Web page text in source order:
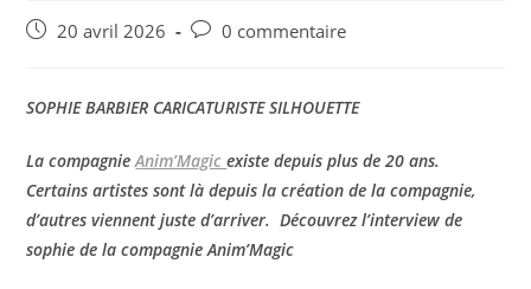
Publication
20 avril 2026
Commentaires
publication :
0 commentaire
SOPHIE BARBIER CARICATURISTE SILHOUETTE
La compagnieAnim’Magicexiste depuis plus de 20 ans.
Certains artistes sont là depuis la création de la compagnie,
d’autres viennent juste d’arriver. Découvrez l’interview de
sophie de la compagnie Anim’Magic